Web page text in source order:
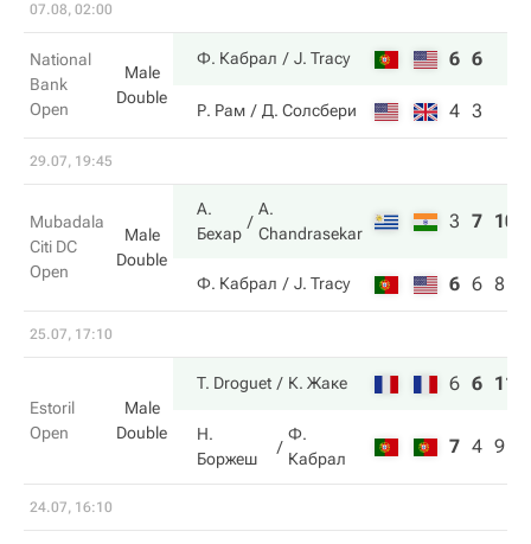
07.08, 02:00
National
Bank
Open
Male
Double
Ф. Кабрал J. Tracy 6 6
Р. Рам Д. Солсбери 4 3
29.07, 19:45
Mubadala
Citi DC
Open
Male
Double
А.
Бехар
A.
Chandrasekar
3 7 10
Ф. Кабрал J. Tracy 6 6 8
25.07, 17:10
Estoril
Open
Male
Double
T. Droguet К. Жаке 6 6 11
Н.
Боржеш
Ф.
Кабрал
7 4 9
24.07, 16:10